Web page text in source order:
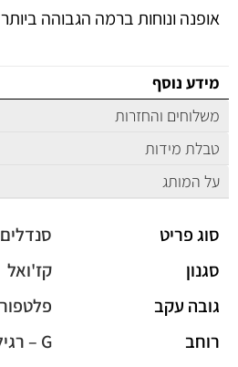
אופנה ונוחות ברמה הגבוהה
מידע נוסף
משלוחים והחזרות
טבלת מידות
על המותג
סוג פריט
סנדלים
סגנון
קז'ואל
גובה עקב
רוחב
G – רגיל